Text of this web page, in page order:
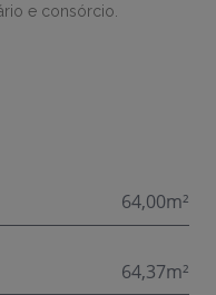
e consórcio.
64,00m²
64,37m²